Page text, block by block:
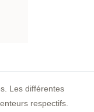
Les différentes
respectifs.